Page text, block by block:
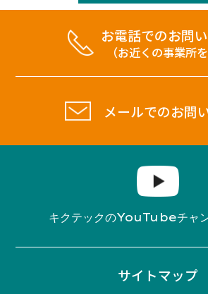
お電話でのお問
（お近くの事業所
メールでのお問
キクテックのYouTubeチャ
サイトマップ